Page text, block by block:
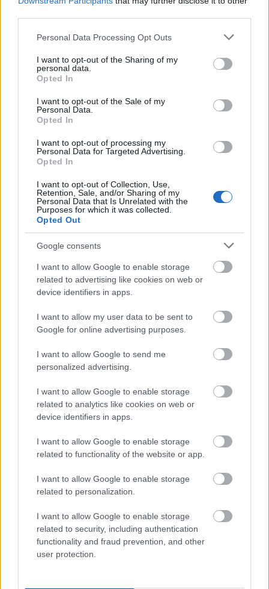
Please note that this website/app uses one or more Google
not limited to your visit or usage behaviour. You may click to
grant or deny consent to Google and its third-party tags to
use your data for below specified purposes in below Google
consent section.
Personal Data Processing Opt Outs
I want to opt-out of the Sharing of my
personal data.
Opted In
I want to opt-out of the Sale of my
Personal Data.
Opted In
I want to opt-out of processing my
Personal Data for Targeted Advertising.
Opted In
I want to opt-out of Collection, Use,
Retention, Sale, and/or Sharing of my
Personal Data that Is Unrelated with the
Purposes for which it was collected.
Opted Out
Google consents
I want to allow Google to enable storage
related to advertising like cookies on web or
device identifiers in apps.
I want to allow my user data to be sent to
Google for online advertising purposes.
I want to allow Google to send me
personalized advertising.
I want to allow Google to enable storage
related to analytics like cookies on web or
device identifiers in apps.
I want to allow Google to enable storage
related to functionality of the website or app.
I want to allow Google to enable storage
related to personalization.
I want to allow Google to enable storage
related to security, including authentication
functionality and fraud prevention, and other
user protection.
meglesz az a feltét a fejre! A siker pedig, így…
Egy kis művészettörténet LEGO-ból
Marco Sodano mindössze három képből álló
tovább ragoznia a műfajt. Bátran meghagyhatja az
utókor számára a további kísérletezés lehetőségét.
minden gyerek egyedülálló…
Kinetikus homok, érted...
Bohusek•2014. február 11.
Lassan úgy érzem, ha a kinetikus szó nem szerepel
egy játék nevében, nem is érdemes vele foglalkozni.
A valóban elég furcsa életet élő, ám annál